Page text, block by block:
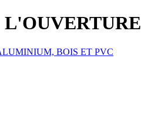
L'OUVERTURE